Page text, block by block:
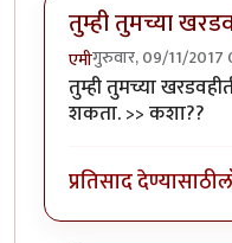
तुम्ही तुमच्या
एमीगुरुवार, 09/11/2017
तुम्ही तुमच्या
शकता. >> कशा??
प्रतिसाद देण्यासाठी